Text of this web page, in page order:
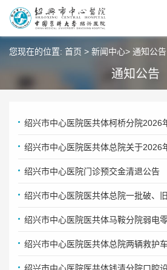
您现在的位置: 首页 > 新闻中心> 通知公告
通知公告
绍兴市中心医院门诊预交金清退公告